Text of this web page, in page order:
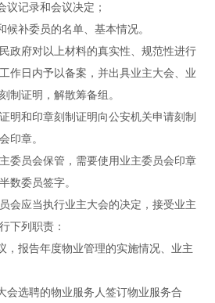
议记录和会议决定；
候补委员的名单、基本情况。
府对以上材料的真实性、规范性进行
作日内予以备案，并出具业主大会、业
制证明，解散筹备组。
和印章刻制证明向公安机关申请刻制
印章。
员会保管，需要使用业主委员会印章
数委员签字。
应当执行业主大会的决定，接受业主
下列职责：
，报告年度物业管理的实施情况、业主
会选聘的物业服务人签订物业服务合